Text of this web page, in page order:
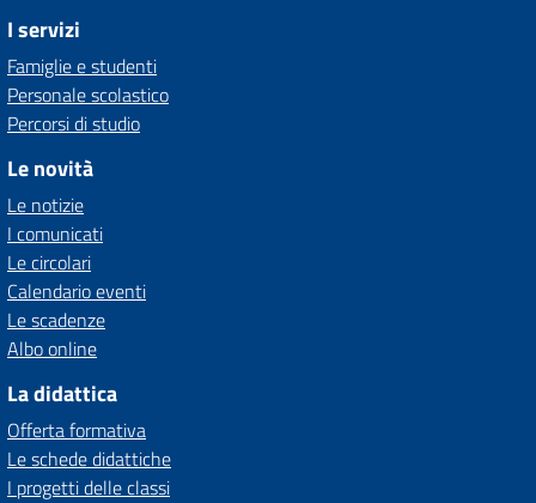
I servizi
Famiglie e studenti
Personale scolastico
Percorsi di studio
Le novità
Le notizie
I comunicati
Le circolari
Calendario eventi
Le scadenze
Albo online
La didattica
Offerta formativa
Le schede didattiche
I progetti delle classi